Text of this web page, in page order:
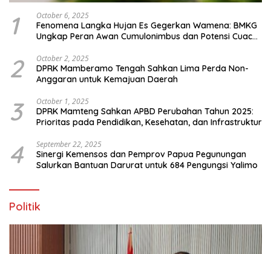
1 October 6, 2025
Fenomena Langka Hujan Es Gegerkan Wamena: BMKG
Ungkap Peran Awan Cumulonimbus dan Potensi Cuaca
2 October 2, 2025
DPRK Mamberamo Tengah Sahkan Lima Perda Non-
Anggaran untuk Kemajuan Daerah
3 October 1, 2025
DPRK Mamteng Sahkan APBD Perubahan Tahun 2025:
Prioritas pada Pendidikan, Kesehatan, dan Infrastruktur
4 September 22, 2025
Sinergi Kemensos dan Pemprov Papua Pegunungan
Salurkan Bantuan Darurat untuk 684 Pengungsi Yalimo
Politik